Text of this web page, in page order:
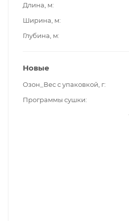
Длина, м
Ширина, м
Глубина, м
Новые
Озон_Вес с упаковкой, г
Программы сушки